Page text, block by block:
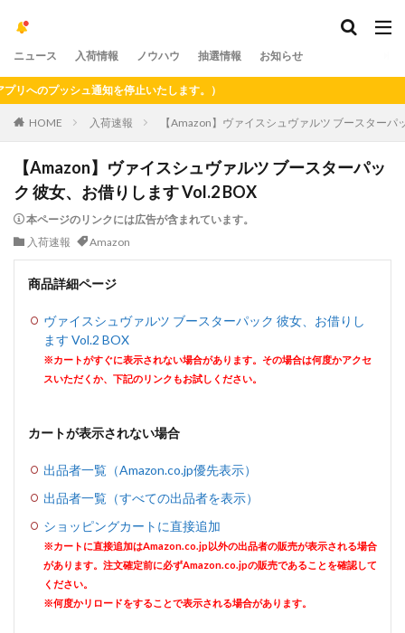
ニュース 入荷情報 ノウハウ 抽選情報 お知らせ
プッシュ通知を停止いたします。）
HOME 入荷速報 【Amazon】ヴァイスシュヴァルツ ブースターパ
【Amazon】ヴァイスシュヴァルツ ブースターパッ
ク 彼女、お借りします Vol.2 BOX
本ページのリンクには広告が含まれています。
入荷速報
Amazon
商品詳細ページ
ヴァイスシュヴァルツ ブースターパック 彼女、お借りし
ます Vol.2 BOX
※カートがすぐに表示されない場合があります。その場合は何度かアクセ
スいただくか、下記のリンクもお試しください。
カートが表示されない場合
出品者一覧（Amazon.co.jp優先表示）
出品者一覧（すべての出品者を表示）
ショッピングカートに直接追加
※カートに直接追加はAmazon.co.jp以外の出品者の販売が表示される場合
があります。注文確定前に必ずAmazon.co.jpの販売であることを確認して
ください。
※何度かリロードをすることで表示される場合があります。